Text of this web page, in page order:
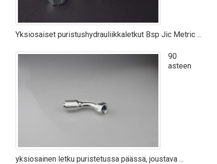
Yksiosaiset puristushydrauliikkaletkut Bsp Jic Metric ...
90
asteen
yksiosainen letku puristetussa päässä, joustava ...